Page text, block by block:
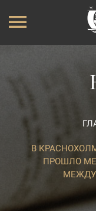
В
ПРОШЛО